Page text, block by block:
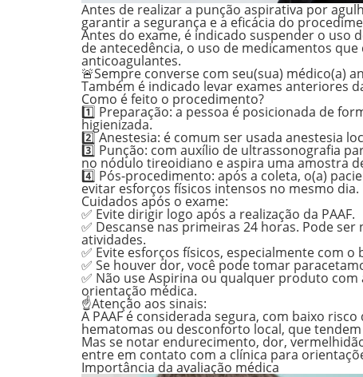
Antes de realizar a punção aspirativa por
garantir a segurança e a eficácia do
Antes do exame, é indicado suspender o uso
de antecedência, o uso de medicamentos
anticoagulantes.
🚨Sempre converse com seu(sua) médico(a)
Também é indicado levar exames anteriores
Como é feito o procedimento?
1️⃣ Preparação: a pessoa é posicionada de
higienizada.
2️⃣ Anestesia: é comum ser usada anestesia
3️⃣ Punção: com auxílio de ultrassonografia
no nódulo tireoidiano e aspira uma amostra
4️⃣ Pós-procedimento: após a coleta, o(a)
evitar esforços físicos intensos no mesmo dia.
Cuidados após o exame:
✅ Evite dirigir logo após a realização da PAAF.
✅ Descanse nas primeiras 24 horas. Pode
atividades.
✅ Evite esforços físicos, especialmente com
✅ Se houver dor, você pode tomar
✅ Não use Aspirina ou qualquer produto
orientação médica.
☝️Atenção aos sinais:
A PAAF é considerada segura, com baixo
hematomas ou desconforto local, que
Mas se notar endurecimento, dor,
entre em contato com a clínica para
Importância da avaliação médica